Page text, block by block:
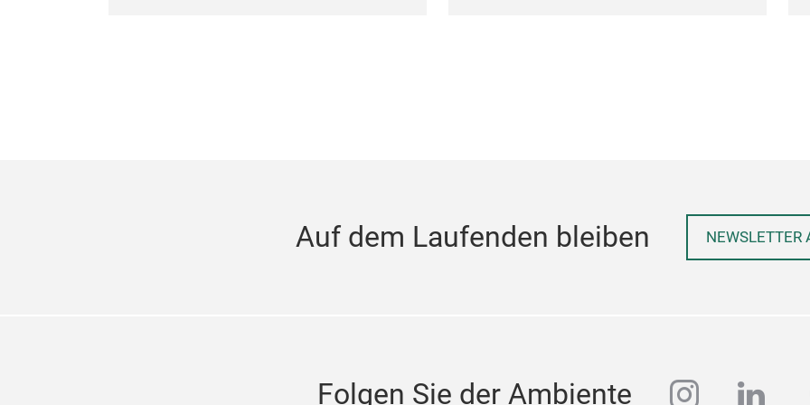
Auf dem Laufenden bleiben NEWSLETTER
Folgen Sie der Ambiente